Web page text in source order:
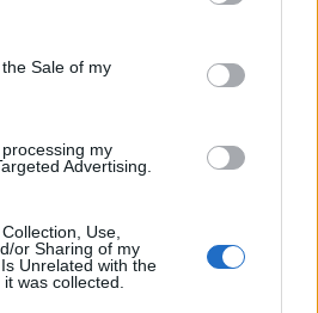
Sale of my
my
Advertising.
Use,
or Sharing of my
Unrelated with the
was collected.
oboma rukami a ľahké
málo, tak nižšie nájdete
môže byť.
:)